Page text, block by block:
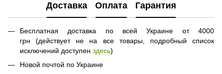
Доставка Оплата Гарантия
Бесплатная доставка по всей Украине от 4000
грн (действует не на все товары, подробный список
исключений доступен здесь)
Новой почтой по Украине